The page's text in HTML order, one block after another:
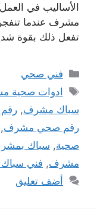
الأساليب في
مشرف عندما
تفعل ذلك بقوة
التصنيفات
فني صحي
الوسوم
ادوات صحية
سباك مشرف,
رقم صحي مشرف,
صحية, سباك
مشرف, فني
أضف تعليق